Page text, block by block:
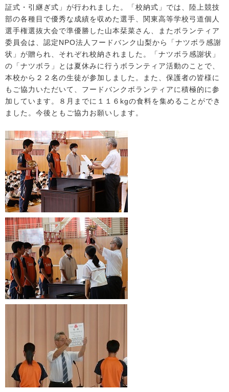
証式・引継ぎ式」が行われました。「校納式」では、陸上競技
部の各種目で優秀な成績を収めた選手、関東高等学校弓道個人
選手権選抜大会で準優勝した山本栞菜さん、またボランティア
委員会は、認定NPO法人フードバンク山梨から「ナツボラ感謝
状」が贈られ、それぞれ校納されました。「ナツボラ感謝状」
の「ナツボラ」とは夏休みに行うボランティア活動のことで、
本校から２２名の生徒が参加しました。また、保護者の皆様に
もご協力いただいて、フードバンクボランティアに積極的に参
加しています。８月までに１１６kgの食料を集めることができ
ました。今後ともご協力お願いします。